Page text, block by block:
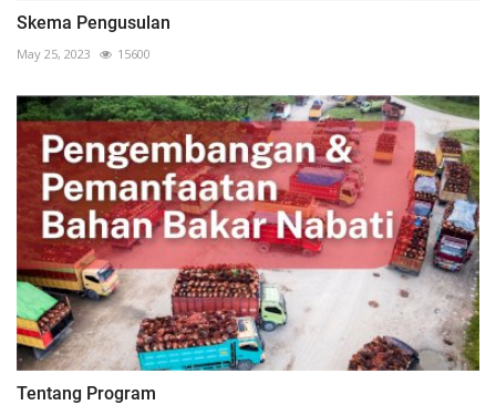
Skema Pengusulan
May 25, 2023 15600
Tentang Program